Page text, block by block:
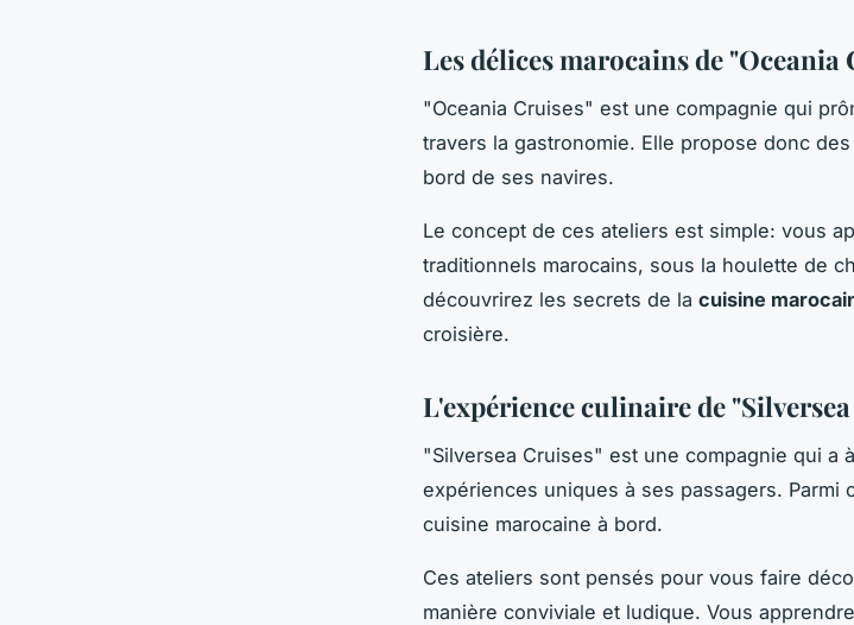
Les délices marocains de "Oceania
"Oceania Cruises" est une compagnie qui
travers la gastronomie. Elle propose donc
bord de ses navires.
Le concept de ces ateliers est simple: vous
traditionnels marocains, sous la houlette de
découvrirez les secrets de la cuisine
croisière.
L'expérience culinaire de
"Silversea Cruises" est une compagnie qui a
expériences uniques à ses passagers.
cuisine marocaine à bord.
Ces ateliers sont pensés pour vous faire
manière conviviale et ludique. Vous